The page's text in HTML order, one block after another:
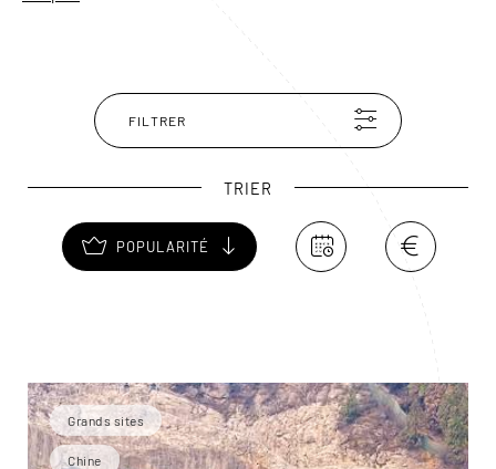
Pékin, plusieurs sections permettent de la découvrir,
comme Juyongguan ou Mutianyu. Plus au nord-est,
Jinshanling dévoile une portion plus préservée et
FILTRER
TRIER
POPULARITÉ
Grands sites
Chine